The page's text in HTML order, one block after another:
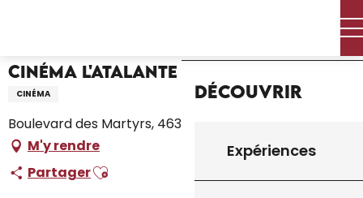
principal
Découvrir
Expériences
Cinéma L'Atalante
CINÉMA
Boulevard des Martyrs, 46300 Gourdon
M'y rendre
PartagerAjouter aux favoris